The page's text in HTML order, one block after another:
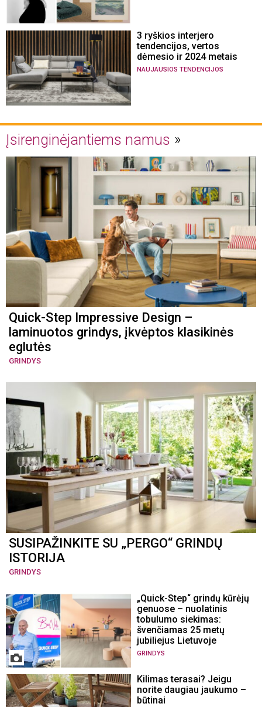
3 ryškios interjero
tendencijos, vertos
dėmesio ir 2024 metais
NAUJAUSIOS TENDENCIJOS
Įsirenginėjantiems namus
Quick-Step Impressive Design –
laminuotos grindys, įkvėptos klasikinės
eglutės
GRINDYS
SUSIPAŽINKITE SU „PERGO“ GRINDŲ
ISTORIJA
GRINDYS
„Quick-Step“ grindų kūrėjų
genuose – nuolatinis
tobulumo siekimas:
švenčiamas 25 metų
jubiliejus Lietuvoje
GRINDYS
Kilimas terasai? Jeigu
norite daugiau jaukumo –
būtinai